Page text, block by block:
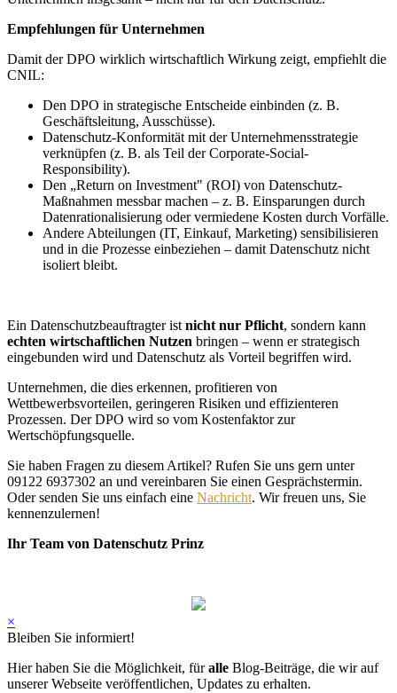
Empfehlungen für Unternehmen
Damit der DPO wirklich wirtschaftlich Wirkung zeigt, empfiehlt die
CNIL:
Den DPO in strategische Entscheide einbinden (z. B.
Geschäftsleitung, Ausschüsse).
Datenschutz-Konformität mit der Unternehmensstrategie
verknüpfen (z. B. als Teil der Corporate-Social-
Responsibility).
Den „Return on Investment" (ROI) von Datenschutz-
Maßnahmen messbar machen – z. B. Einsparungen durch
Datenrationalisierung oder vermiedene Kosten durch Vorfälle.
Andere Abteilungen (IT, Einkauf, Marketing) sensibilisieren
und in die Prozesse einbeziehen – damit Datenschutz nicht
isoliert bleibt.
Ein Datenschutzbeauftragter ist nicht nur Pflicht, sondern kann
echten wirtschaftlichen Nutzen bringen – wenn er strategisch
eingebunden wird und Datenschutz als Vorteil begriffen wird.
Unternehmen, die dies erkennen, profitieren von
Wettbewerbsvorteilen, geringeren Risiken und effizienteren
Prozessen. Der DPO wird so vom Kostenfaktor zur
Wertschöpfungsquelle.
Sie haben Fragen zu diesem Artikel? Rufen Sie uns gern unter
09122 6937302 an und vereinbaren Sie einen Gesprächstermin.
Oder senden Sie uns einfach eine Nachricht. Wir freuen uns, Sie
kennenzulernen!
Ihr Team von Datenschutz Prinz
×
Bleiben Sie informiert!
Hier haben Sie die Möglichkeit, füralle Blog-Beiträge, die wir auf
unserer Webseite veröffentlichen, Updates zu erhalten.